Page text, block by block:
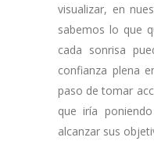
visualizar, en
sabemos lo que
cada sonrisa
confianza plena
paso de tomar
que iría
alcanzar sus